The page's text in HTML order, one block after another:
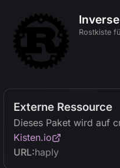
Rostkiste
Externe Ressource
Dieses Paket wird auf
Kisten.io
URL:haply